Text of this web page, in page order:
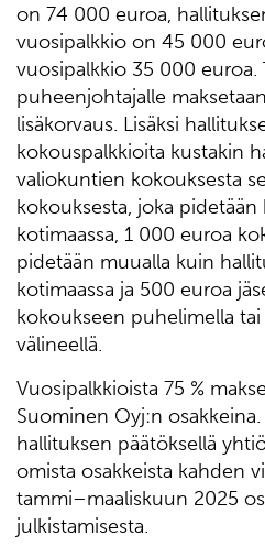
on 74 000 euroa,
vuosipalkkio on 45 000
vuosipalkkio 35 000 euroa.
puheenjohtajalle
lisäkorvaus. Lisäksi
kokouspalkkioita kustakin
valiokuntien kokouksesta
kokouksesta, joka
kotimaassa, 1 000 euroa
pidetään muualla kuin
kotimaassa ja 500 euroa
kokoukseen puhelimella
välineellä.
Vuosipalkkioista 75 %
Suominen Oyj:n
hallituksen päätöksellä
omista osakkeista kahden
tammi–maaliskuun 2025
julkistamisesta.